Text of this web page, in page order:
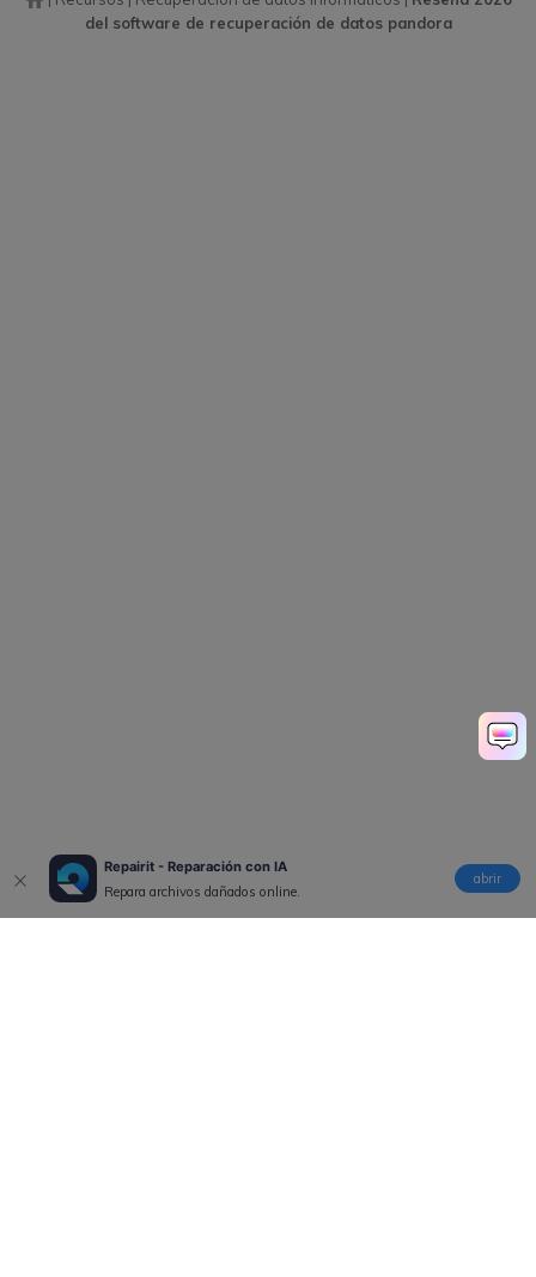
Repairit - Reparación con IA
Repara archivos dañados online.
abrir
del software de recuperación de datos pandora